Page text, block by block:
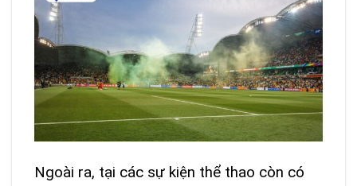
Ngoài ra, tại các sự kiện thể thao còn có